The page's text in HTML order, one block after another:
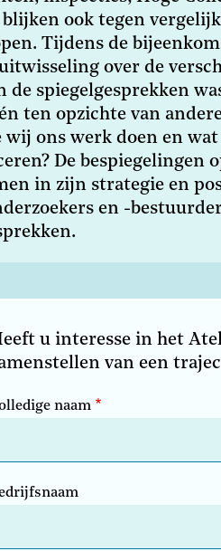
ook tegen
Tijdens de
over de
de spiegelgesprekken
ten opzichte van
ons werk doen en
De bespiegelingen
in zijn strategie en
en -
u interesse in het
van een
naam